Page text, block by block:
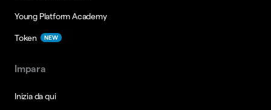
Young Platform Academy
Token NEW
Impara
Inizia da qui